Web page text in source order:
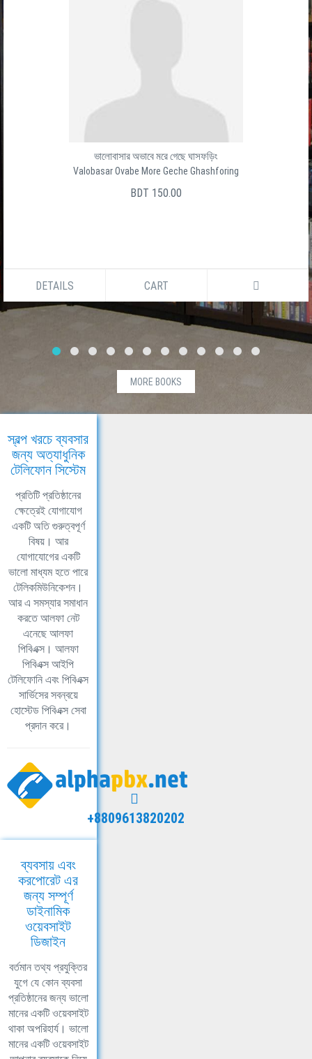
ভালোবাসার অভাবে মরে গেছে ঘাসফড়িং
Valobasar Ovabe More Geche Ghashforing
BDT 150.00
DETAILS CART
MORE BOOKS
স্বল্প খরচে ব্যবসার
জন্য অত্যাধুনিক
টেলিফোন সিস্টেম
প্রতিটি প্রতিষ্ঠানের
ক্ষেত্রেই যোগাযোগ
একটি অতি গুরুত্বপূর্ণ
বিষয়। আর
যোগাযোগের একটি
ভালো মাধ্যম হতে পারে
টেলিকমিউনিকেশন।
আর এ সমস্যার সমাধান
করতে আলফা নেট
এনেছে আলফা
পিবিএক্স। আলফা
পিবিএক্স আইপি
টেলিফোনি এবং পিবিএক্স
সার্ভিসের সবন্বয়ে
হোস্টেড পিবিএক্স সেবা
প্রদান করে।
+8809613820202
ব্যবসায় এবং
করপোরেট এর
জন্য সম্পূর্ণ
ডাইনামিক
ওয়েবসাইট
ডিজাইন
বর্তমান তথ্য প্রযুক্তির
যুগে যে কোন ব্যবসা
প্রতিষ্ঠানের জন্য ভালো
মানের একটি ওয়েবসাইট
থাকা অপরিহার্য। ভালো
মানের একটি ওয়েবসাইট